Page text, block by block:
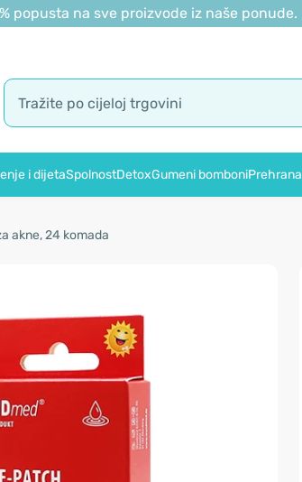
popusta na sve proizvode iz naše ponude.
i dijetaSpolnostDetoxGumeni bomboniPrehrana
akne, 24 komada